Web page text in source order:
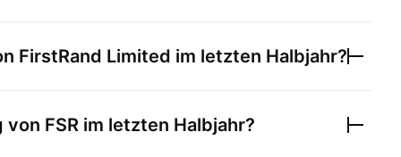
FirstRand Limited im letzten Halbjahr?
von FSR im letzten Halbjahr?